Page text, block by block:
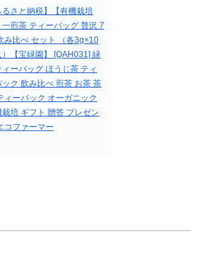
るさと納税】【有機栽培
一煎茶 ティーバッグ 贅沢 7
み比べ セット （各3g×10
）【宝緑園】 [QAH031] 緑
ィーバッグ ほうじ茶 ティ
ック 飲み比べ 煎茶 お茶 茶
ィーパック オーガニック
栽培 ギフト 贈答 プレゼン
コファーマー